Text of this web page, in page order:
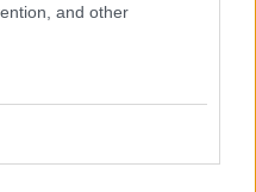
and other
ifos-shop.gr πουλήθηκαν
και ελαττωματικής
υπήρξε πρόβλημα /
προϊόν.